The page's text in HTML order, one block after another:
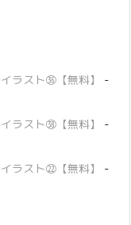
ラスト㊱【無料】
-
ラスト㊳【無料】
-
ラスト㉒【無料】
-